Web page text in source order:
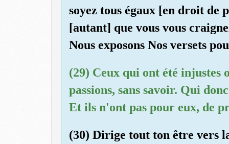
soyez tous égaux [en droit de
[autant] que vous vous
Nous exposons Nos versets
(29) Ceux qui ont été
passions, sans savoir. Qui
Et ils n'ont pas pour eux, de
(30) Dirige tout ton être vers